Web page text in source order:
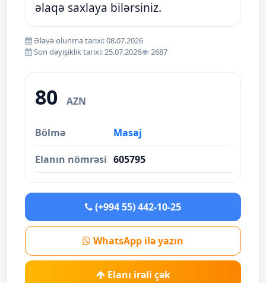
əlaqə saxlaya bilərsiniz.
Əlavə olunma tarixi: 08.07.2026
Son dəyişiklik tarixi: 25.07.2026
2687
80 AZN
Bölmə Masaj
Elanın nömrəsi 605795
(+994 55) 442-10-25
WhatsApp ilə yazın
Elanı irəli çək